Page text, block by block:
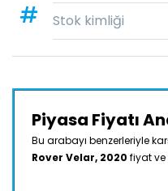
Stok kimliği
Piyasa Fiyatı
Bu arabayı benzerleriyle
Rover Velar, 2020 fiyat ve